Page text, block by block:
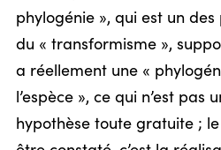
phylogénie », qui est un
du « transformisme »,
a réellement une «
l’espèce », ce qui n’est pas
hypothèse toute gratuite ;